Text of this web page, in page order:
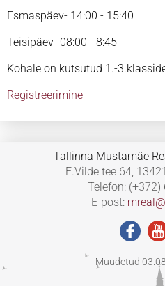
Esmaspäev- 14:00 - 15:40
Teisipäev- 08:00 - 8:45
Kohale on kutsutud 1.-
Registreerimine
Tallinna Mustamäe
E.Vilde tee 64,
Telefon: (+372)
E-post:
Muudetud